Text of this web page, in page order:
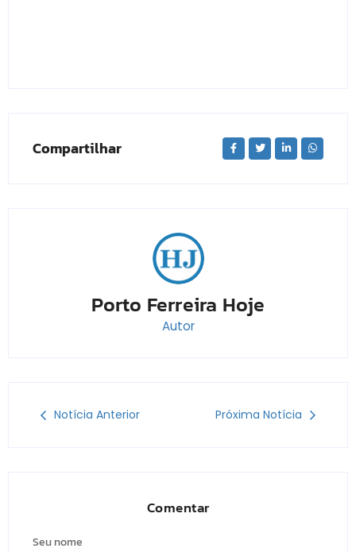
Compartilhar
Porto Ferreira Hoje
Autor
Notícia Anterior Próxima Notícia
Comentar
Seu nome